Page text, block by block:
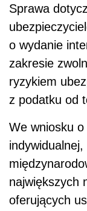
Sprawa
o wydanie
zakresie
ryzykiem
z podatku od
We wniosku
indywidualnej,
największych
oferujących